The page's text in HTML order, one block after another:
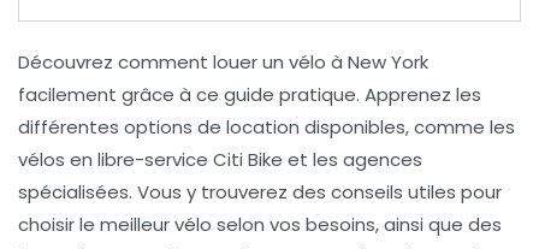
Découvrez comment louer un vélo à New York
facilement grâce à ce guide pratique. Apprenez les
différentes options de location disponibles, comme les
vélos en libre-service Citi Bike et les agences
spécialisées. Vous y trouverez des conseils utiles pour
choisir le meilleur vélo selon vos besoins, ainsi que des